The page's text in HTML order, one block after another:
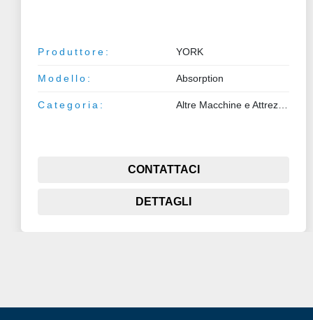
Produttore: YORK
Modello: Absorption
Categoria:
CONTATTACI
DETTAGLI